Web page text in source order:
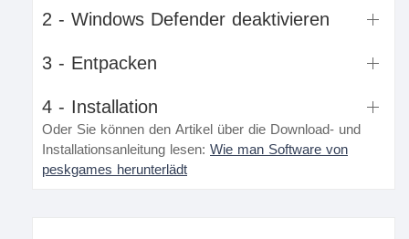
2 - Windows Defender deaktivieren
3 - Entpacken
4 - Installation
Oder Sie können den Artikel über die Download- und
Installationsanleitung lesen: Wie man Software von
peskgames herunterlädt